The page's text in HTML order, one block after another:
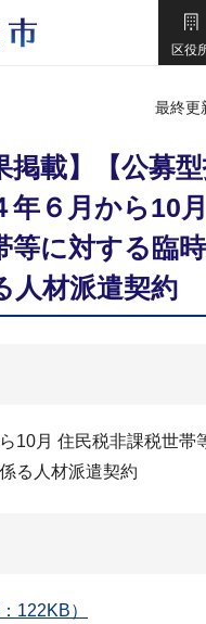
区役
最終更
掲載】【公募
年６月から10
等に対する臨
人材派遣契約
10月 住民税非課税世帯
る人材派遣契約
122KB）